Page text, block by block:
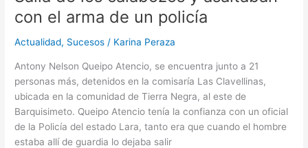
con el arma de un policía
Actualidad, Sucesos / Karina Peraza
Antony Nelson Queipo Atencio, se encuentra junto a 21
personas más, detenidos en la comisaría Las Clavellinas,
ubicada en la comunidad de Tierra Negra, al este de
Barquisimeto. Queipo Atencio tenía la confianza con un oficial
de la Policía del estado Lara, tanto era que cuando el hombre
estaba allí de guardia lo dejaba salir